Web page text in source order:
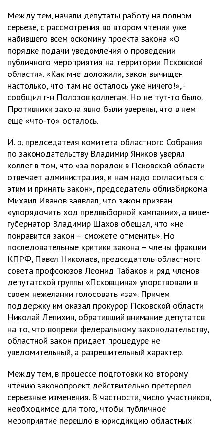
Между тем, начали депутаты работу на полном
серьезе, с рассмотрения во втором чтении уже
набившего всем оскомину проекта закона «О
порядке подачи уведомления о проведении
публичного мероприятия на территории Псковской
области». «Как мне доложили, закон вычищен
настолько, что там не осталось уже ничего!», -
сообщил г-н Полозов коллегам. Но не тут-то было.
Противники закона явно были уверены, что в нем
еще «что-то» осталось.
И. о. председателя комитета областного Собрания
по законодательству Владимир Яников уверял
коллег в том, что «за порядок в Псковской области
отвечает администрация, и нам надо согласиться с
этим и принять закон», председатель облизбиркома
Михаил Иванов заявлял, что закон призван
«упорядочить ход предвыборной кампании», а вице-
губернатор Владимир Шахов обещал, что «не
понравится закон – сможете отменить». Но
последовательные критики закона – члены фракции
КПРФ, Павел Николаев, председатель областного
совета профсоюзов Леонид Табаков и ряд членов
депутатской группы «Псковщина» упорствовали в
своем нежелании голосовать «за». Причем
поддержку им оказал прокурор Псковской области
Николай Лепихин, обративший внимание депутатов
на то, что вопреки федеральному законодательству,
областной закон придает процедуре не
уведомительный, а разрешительный характер.
Между тем, в процессе подготовки ко второму
чтению законопроект действительно претерпел
серьезные изменения. В частности, число участников,
необходимое для того, чтобы публичное
мероприятие перешло в юрисдикцию областных